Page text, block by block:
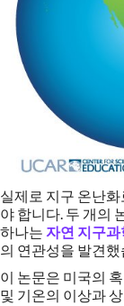
실제로 지구 온난
야 합니다. 두 개의
하나는 자연 지구과
의 연관성을 발견
이 논문은 미국의
및 기온의 이상과